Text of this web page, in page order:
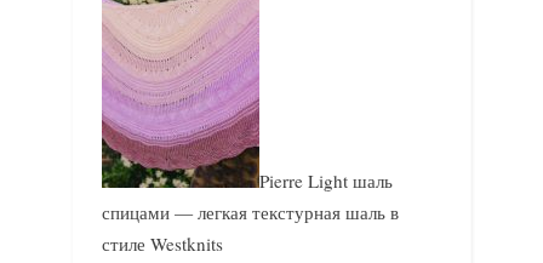
Pierre Light шаль
спицами — легкая текстурная шаль в
стиле Westknits